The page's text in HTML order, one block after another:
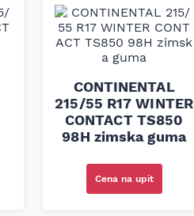
CONTINENTAL
215/55 R17 WINTER
CONTACT TS850
98H zimska guma
Cena na upit